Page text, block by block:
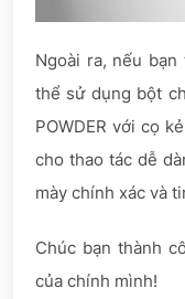
Ngoài ra, nếu
thể sử dụng bột
POWDER với cọ
cho thao tác dễ
mày chính xác và
Chúc bạn thành
của chính mình!